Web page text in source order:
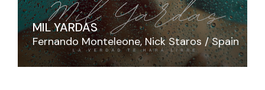
MIL YARDAS
Fernando Monteleone Nick Staros Spain